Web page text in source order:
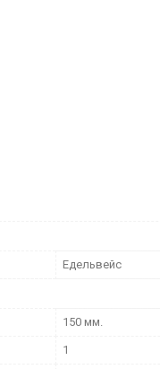
Едельвейс
150 мм.
1